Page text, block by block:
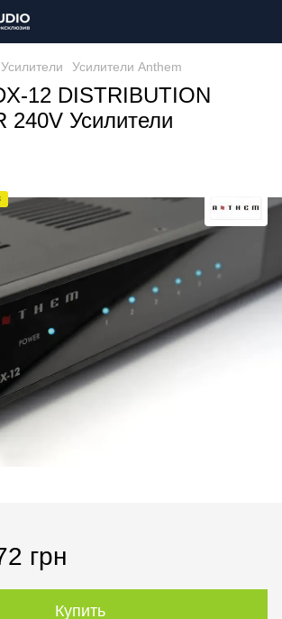
Усилители Усилители Anthem
12 DISTRIBUTION
240V Усилители
грн
Купить